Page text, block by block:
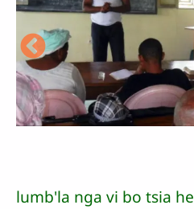
lumb'la nga vi bo tsia